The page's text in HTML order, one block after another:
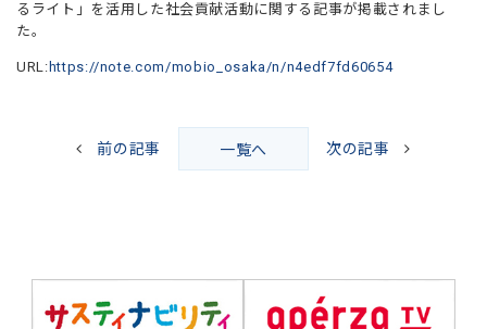
るライト」を活用した社会貢献活動に関する記事が掲載されまし
た。
URL: https://note.com/mobio_osaka/n/n4edf7fd60654
前の記事 一覧へ 次の記事